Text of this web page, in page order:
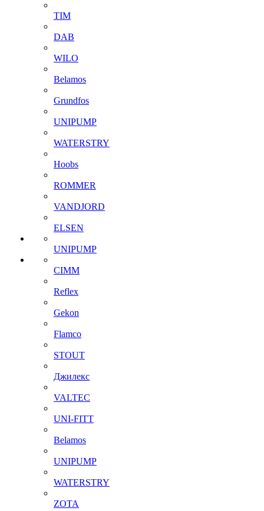
TIM
DAB
WILO
Belamos
Grundfos
UNIPUMP
WATERSTRY
Hoobs
ROMMER
VANDJORD
ELSEN
UNIPUMP
CIMM
Reflex
Gekon
Flamco
STOUT
Джилекс
VALTEC
UNI-FITT
Belamos
UNIPUMP
WATERSTRY
ZOTA